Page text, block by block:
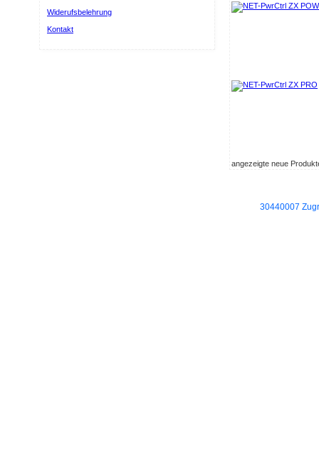
Widerufsbelehrung
Kontakt
angezeigte neue
30440007